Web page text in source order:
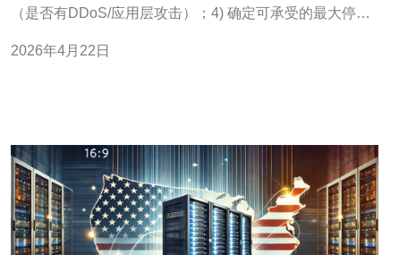
（是否有DDoS/应用层攻击）；4) 确定可承受的最大停机
按峰值乘以1.2做冗余；C. 若无历史记录，按同行经验预
2026年4月22日